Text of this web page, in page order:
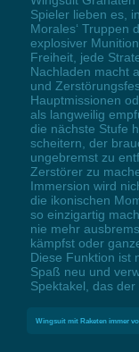
Spieler lieben es,
Morales‘ Truppen
explosiver
Freiheit, jede
Nachladen macht
und
Hauptmissionen
als langweilig
die nächste Stufe
scheitern, der
ungebremst zu
Zerstörer zu
Immersion wird
die ikonischen
so einzigartig
nie mehr
kämpfst oder
Diese Funktion ist
Spaß neu und
Spektakel, das
Wingsuit mit Raketen immer